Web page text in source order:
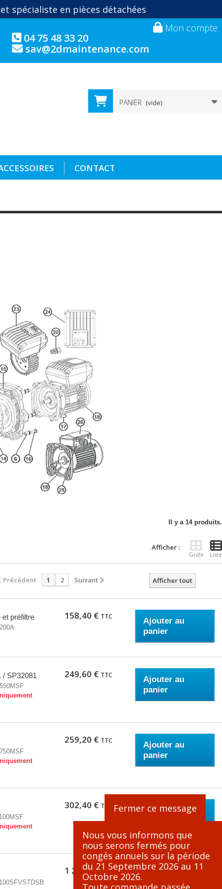
spécialiste en pièces détachées
Mon compte
04 75 48 33 20
sav@2dmaintenance.com
PANIER (vide)
CONTACT
Il y a 14 produits.
Afficher :
Grille Liste
Afficher tout
Précédent 1 2 Suivant
préfiltre 158,40 € TTC
Ajouter au
panier
/ SP32081 249,60 € TTC
Ajouter au
panier
259,20 € TTC
Ajouter au
panier
302,40 € TTC
Ajouter au
1 267,20 € TTC
panier
Nous vous informons que
nous serons fermés pour
congés annuels sur la période
du 21 Septembre 2026 au 11
Octobre 2026.
Fermer ce message